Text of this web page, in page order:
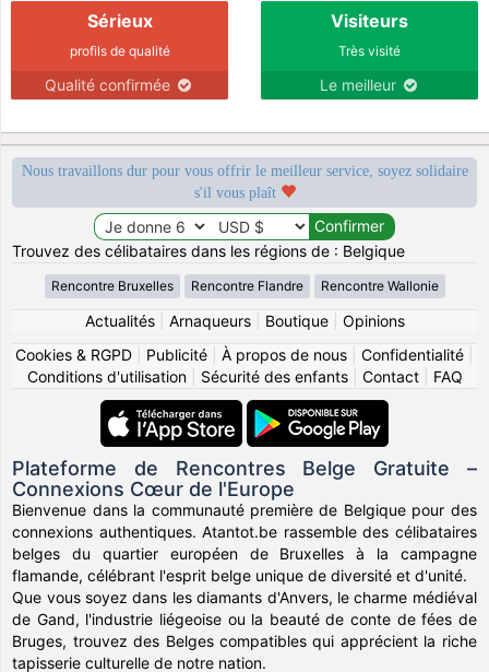
Sérieux
profils de qualité
Qualité confirmée
Visiteurs
Très visité
Le meilleur
Nous travaillons dur pour vous offrir le meilleur service, soyez solidaire
s'il vous plaît
Trouvez des célibataires dans les régions de : Belgique
Rencontre Bruxelles Rencontre Flandre Rencontre Wallonie
Actualités| Arnaqueurs| Boutique| Opinions
Cookies & RGPD
Publicité À propos de nous Confidentialité
Conditions d'utilisation| Sécurité des enfants| Contact| FAQ
Plateforme de Rencontres Belge Gratuite –
Connexions Cœur de l'Europe
Bienvenue dans la communauté première de Belgique pour des
connexions authentiques. Atantot.be rassemble des célibataires
belges du quartier européen de Bruxelles à la campagne
flamande, célébrant l'esprit belge unique de diversité et d'unité.
Que vous soyez dans les diamants d'Anvers, le charme médiéval
de Gand, l'industrie liégeoise ou la beauté de conte de fées de
Bruges, trouvez des Belges compatibles qui apprécient la riche
tapisserie culturelle de notre nation.